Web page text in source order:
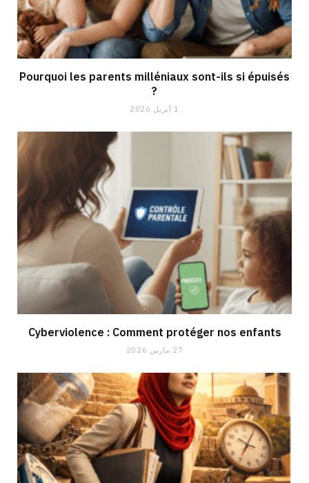
Pourquoi les parents milléniaux sont-ils si épuisés
?
1 أبريل 2026
Cyberviolence : Comment protéger nos enfants
27 مارس 2026